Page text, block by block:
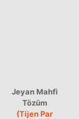
Jeyan Mahfi
Tözüm
(Tijen Par